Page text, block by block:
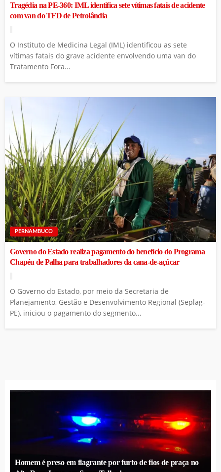
Tragédia na PE-360: IML identifica sete vítimas fatais de acidente
com van do TFD de Petrolândia
O Instituto de Medicina Legal (IML) identificou as sete
vítimas fatais do grave acidente envolvendo uma van do
Tratamento Fora...
PERNAMBUCO
Governo do Estado realiza pagamento do benefício do Programa
Chapéu de Palha para trabalhadores da cana-de-açúcar
O Governo do Estado, por meio da Secretaria de
Planejamento, Gestão e Desenvolvimento Regional (Seplag-
PE), iniciou o pagamento do segmento...
Homem é preso em flagrante por furto de fios de praça no